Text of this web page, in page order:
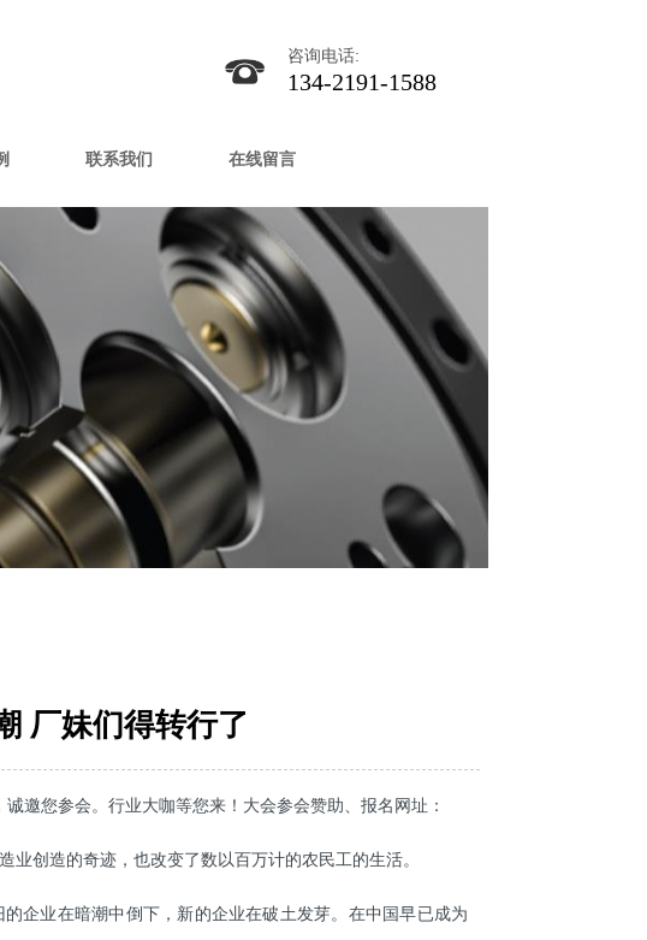
咨询电话:
134-2191-1588
联系我们 在线留言
厂妹们得转行了
邀您参会。行业大咖等您来！大会参会赞助、报名网址：
创造的奇迹，也改变了数以百万计的农民工的生活。
企业在暗潮中倒下，新的企业在破土发芽。在中国早已成为